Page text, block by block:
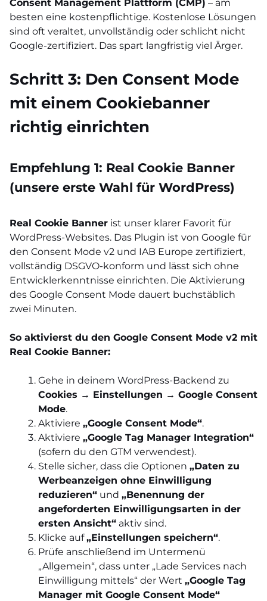
Consent Management Plattform (CMP) – am
besten eine kostenpflichtige. Kostenlose Lösungen
sind oft veraltet, unvollständig oder schlicht nicht
Google-zertifiziert. Das spart langfristig viel Ärger.
Schritt 3: Den Consent Mode
mit einem Cookiebanner
richtig einrichten
Empfehlung 1: Real Cookie Banner
(unsere erste Wahl für WordPress)
Real Cookie Banner ist unser klarer Favorit für
WordPress-Websites. Das Plugin ist von Google für
den Consent Mode v2 und IAB Europe zertifiziert,
vollständig DSGVO-konform und lässt sich ohne
Entwicklerkenntnisse einrichten. Die Aktivierung
des Google Consent Mode dauert buchstäblich
zwei Minuten.
So aktivierst du den Google Consent Mode v2 mit
Real Cookie Banner:
Gehe in deinem WordPress-Backend zu
Cookies → Einstellungen → Google Consent
Mode.
Aktiviere „Google Consent Mode“.
Aktiviere „Google Tag Manager Integration“
(sofern du den GTM verwendest).
Stelle sicher, dass die Optionen „Daten zu
Werbeanzeigen ohne Einwilligung
reduzieren“ und „Benennung der
angeforderten Einwilligungsarten in der
ersten Ansicht“ aktiv sind.
Klicke auf„Einstellungen speichern“.
Prüfe anschließend im Untermenü
„Allgemein“, dass unter „Lade Services nach
Einwilligung mittels“ der Wert „Google Tag
Manager mit Google Consent Mode“